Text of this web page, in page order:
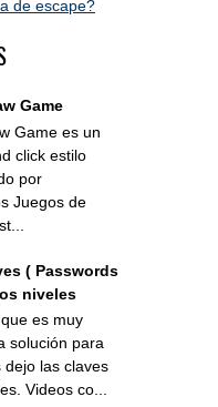
de escape?
Game
Game es un
click estilo
por
Juegos de
( Passwords
niveles
es muy
solución para
dejo las claves
Videos co...